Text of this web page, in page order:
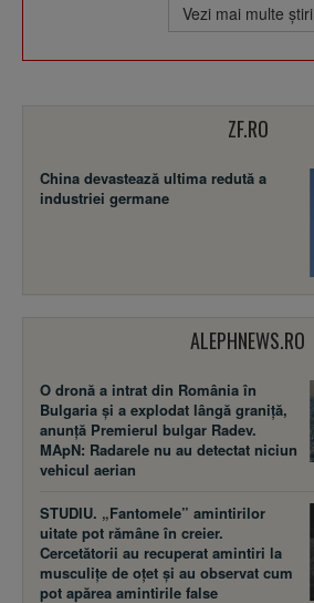
Vezi mai multe ştiri
ZF.RO
China devastează ultima redută a
industriei germane
ALEPHNEWS.RO
O dronă a intrat din România în
Bulgaria și a explodat lângă graniță,
anunță Premierul bulgar Radev.
MApN: Radarele nu au detectat niciun
vehicul aerian
STUDIU. „Fantomele” amintirilor
uitate pot rămâne în creier.
Cercetătorii au recuperat amintiri la
musculițe de oțet și au observat cum
pot apărea amintirile false